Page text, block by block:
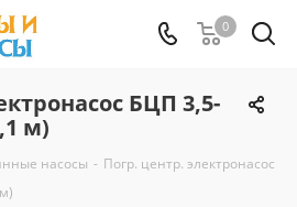
0
БЦП 3,5-
м)
насосы - Погр. центр. электронасос